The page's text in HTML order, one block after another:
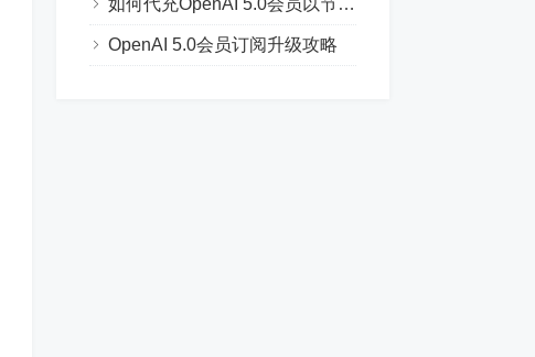
如何代充OpenAI 5.0会员以节省费用
OpenAI 5.0会员订阅升级攻略